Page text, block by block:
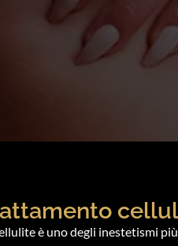
è uno degli inestetismi